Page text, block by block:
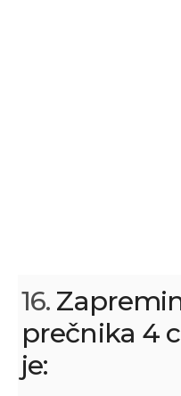
16.
prečnika 4
je: